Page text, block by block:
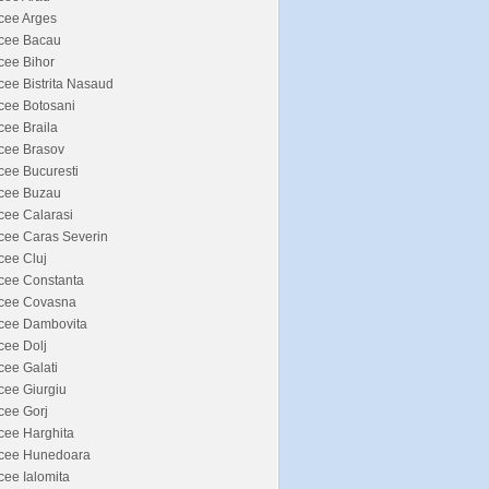
Arges
Bacau
Bihor
Bistrita Nasaud
Botosani
Braila
Brasov
Bucuresti
Buzau
Calarasi
Caras Severin
Cluj
Constanta
Covasna
Dambovita
Dolj
Galati
Giurgiu
Gorj
Harghita
Hunedoara
Ialomita